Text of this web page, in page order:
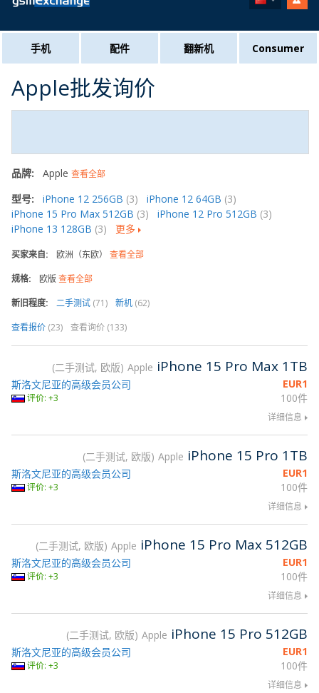
手机 配件 翻新机 Consumer
Apple批发询价
品牌: Apple 查看全部
型号: iPhone 12 256GB (3) iPhone 12 64GB (3)
iPhone 15 Pro Max 512GB (3) iPhone 12 Pro 512GB (3)
iPhone 13 128GB (3) 更多
买家来自: 欧洲（东欧） 查看全部
规格:
欧版 查看全部
新旧程度:
二手测试 (71) 新机 (62)
查看报价 (23) 查看询价 (133)
二手测试, 欧版 Apple iPhone 15 Pro Max 1TB
EUR1
100件
斯洛文尼亚的高级会员公司
评价: +3
详细信息
二手测试, 欧版 Apple iPhone 15 Pro 1TB
EUR1
100件
斯洛文尼亚的高级会员公司
评价: +3
详细信息
二手测试, 欧版 Apple iPhone 15 Pro Max 512GB
EUR1
100件
斯洛文尼亚的高级会员公司
评价: +3
详细信息
二手测试, 欧版 Apple iPhone 15 Pro 512GB
EUR1
100件
斯洛文尼亚的高级会员公司
评价: +3
详细信息